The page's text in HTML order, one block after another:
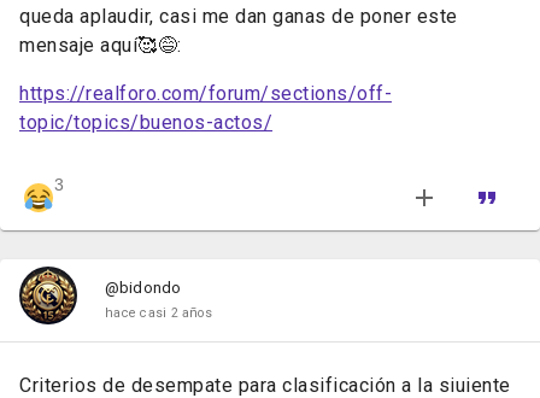
queda aplaudir, casi me dan ganas de poner este
mensaje aquí🥰😅:
https://realforo.com/forum/sections/off-
topic/topics/buenos-actos/
3
@bidondo
hace casi 2 años
Criterios de desempate para clasificación a la siuiente